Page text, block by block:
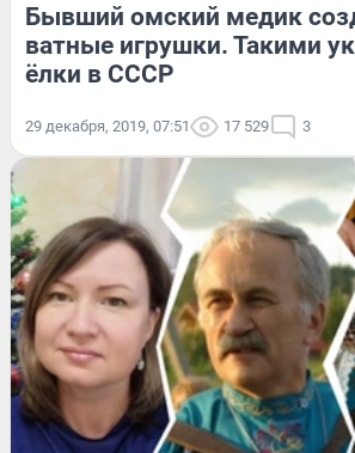
Бывший омский медик
ватные игрушки. Такими
ёлки в СССР
29 декабря, 2019, 07:51 17 529 3